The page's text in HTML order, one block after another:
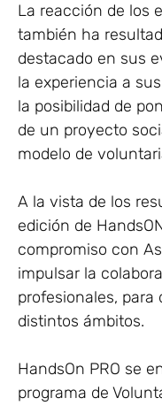
La reacción de los
también ha
destacado en sus
la experiencia a
la posibilidad de
de un proyecto
modelo de
A la vista de los
edición de
compromiso con
impulsar la
profesionales, para
distintos ámbitos.
HandsOn PRO se
programa de